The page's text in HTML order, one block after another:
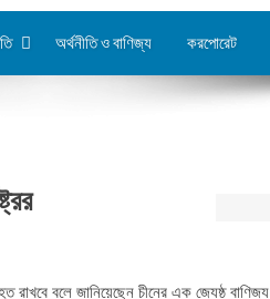
অর্থনীতি ও বাণিজ্য করপোরেট
রাখবে বলে জানিয়েছেন চীনের এক জ্যেষ্ঠ বাণিজ্য